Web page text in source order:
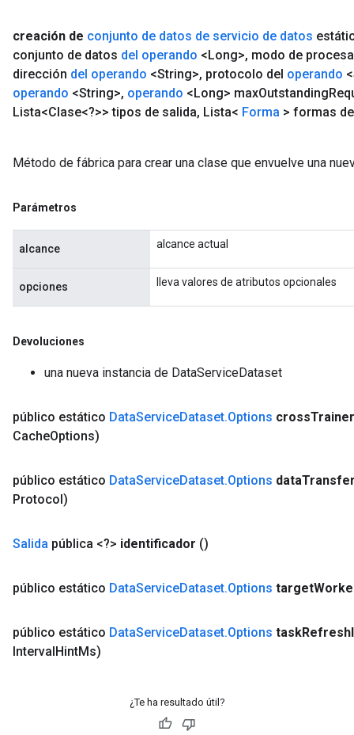
creación de conjunto de datos de servicio de datos
conjunto de datos del operando <Long>, modo de
dirección del operando <String>, protocolo del operando
operando <String>, operando <Long> maxOutstanding
Lista<Clase<?>> tipos de salida, Lista< Forma > formas
Método de fábrica para crear una clase que envuelve una
Parámetros
alcance alcance actual
opciones lleva valores de atributos opcionales
Devoluciones
una nueva instancia de DataServiceDataset
público estático DataServiceDataset.Options crossTrainer
CacheOptions)
público estático DataServiceDataset.Options data
Protocol)
Salida pública <?> identificador ()
público estático DataServiceDataset.Options target
público estático DataServiceDataset.Options taskRefresh
IntervalHintMs)
¿Te ha resultado útil?